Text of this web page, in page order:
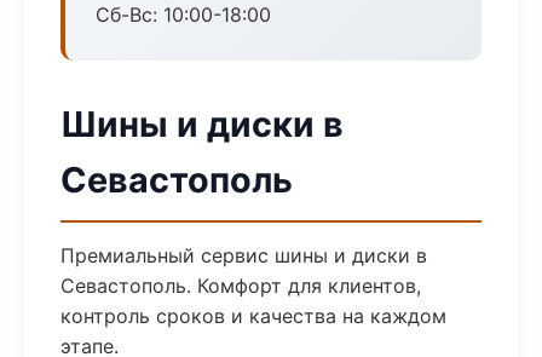
Сб-Вс: 10:00-18:00
Шины и диски в
Севастополь
Премиальный сервис шины и диски в
Севастополь. Комфорт для клиентов,
контроль сроков и качества на каждом
этапе.